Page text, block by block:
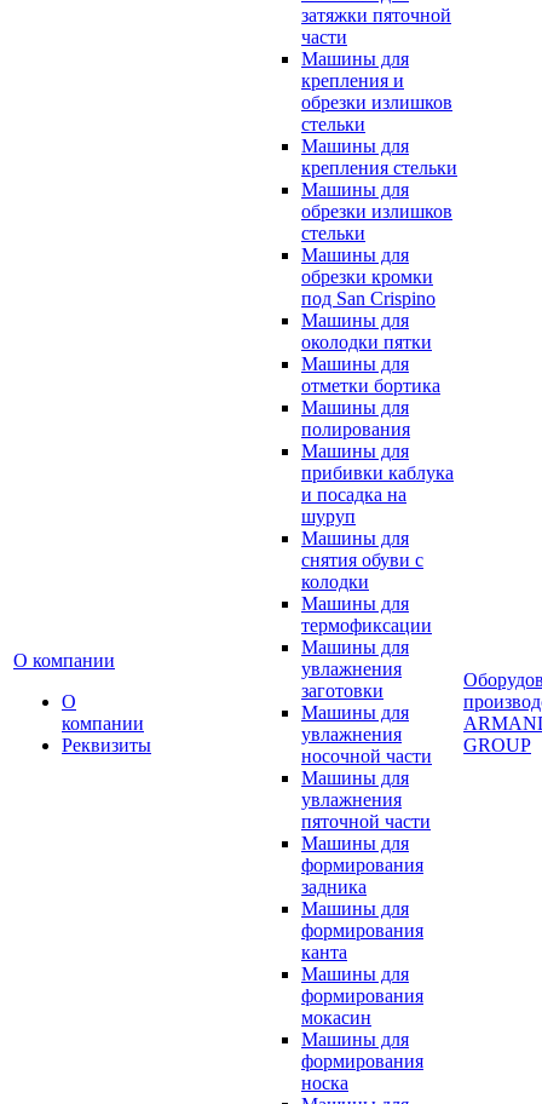
О компании
О
компании
Реквизиты
затяжки пяточной
части
Машины для
крепления и
обрезки излишков
стельки
Машины для
крепления стельки
Машины для
обрезки излишков
стельки
Машины для
обрезки кромки
под San Crispino
Машины для
околодки пятки
Машины для
отметки бортика
Машины для
полирования
Машины для
прибивки каблука
и посадка на
шуруп
Машины для
снятия обуви с
колодки
Машины для
термофиксации
Машины для
увлажнения
заготовки
Машины для
увлажнения
носочной части
Машины для
увлажнения
пяточной части
Машины для
формирования
задника
Машины для
формирования
канта
Машины для
формирования
мокасин
Машины для
формирования
носка
GROUP